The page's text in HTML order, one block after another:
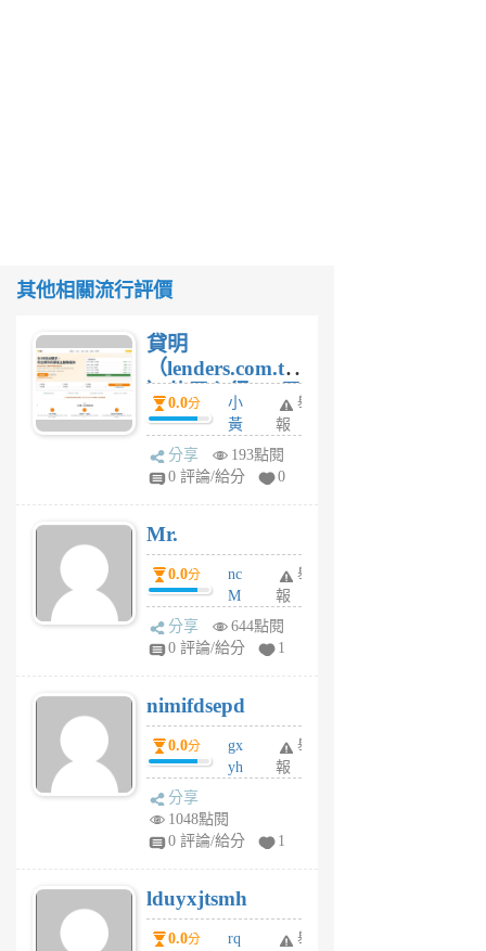
其他相關流行評價
貸明
（lenders.com.tw
）使用心得 — 民
間貸款比較平台
體驗
0.0分
小
黃
蜂
1
舉
報
分享
193點閱
0 評論/給分
0
Mr.
0.0分
nc
M
U
F
U
5
個
月
舉
報
分享
644點閱
0 評論/給分
1
nimifdsepd
0.0分
gx
yh
jl
月
前
舉
報
分享
1048點閱
0 評論/給分
1
lduyxjtsmh
0.0分 rq 舉